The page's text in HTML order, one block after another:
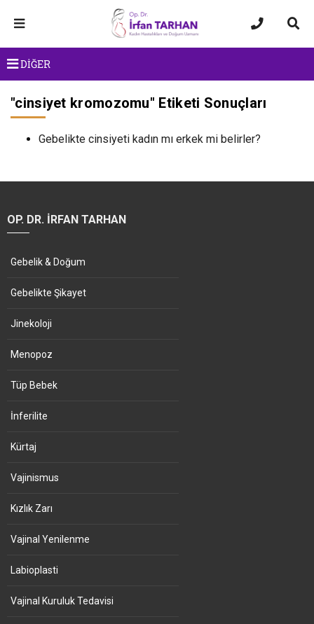
DİĞER
"cinsiyet kromozomu" Etiketi Sonuçları
Gebelikte cinsiyeti kadın mı erkek mi belirler?
OP. DR. İRFAN TARHAN
Gebelik & Doğum
Gebelikte Şikayet
Jinekoloji
Menopoz
Tüp Bebek
İnferilite
Kürtaj
Vajinismus
Kızlık Zarı
Vajinal Yenilenme
Labioplasti
Vajinal Kuruluk Tedavisi